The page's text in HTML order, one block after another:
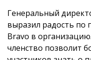
Генеральный
выразил радость по
Bravo в
членство позволит